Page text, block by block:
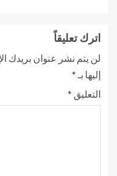
اترك تعليقاً
لن يتم نشر عنوان بريدك
إليها بـ *
التعليق *